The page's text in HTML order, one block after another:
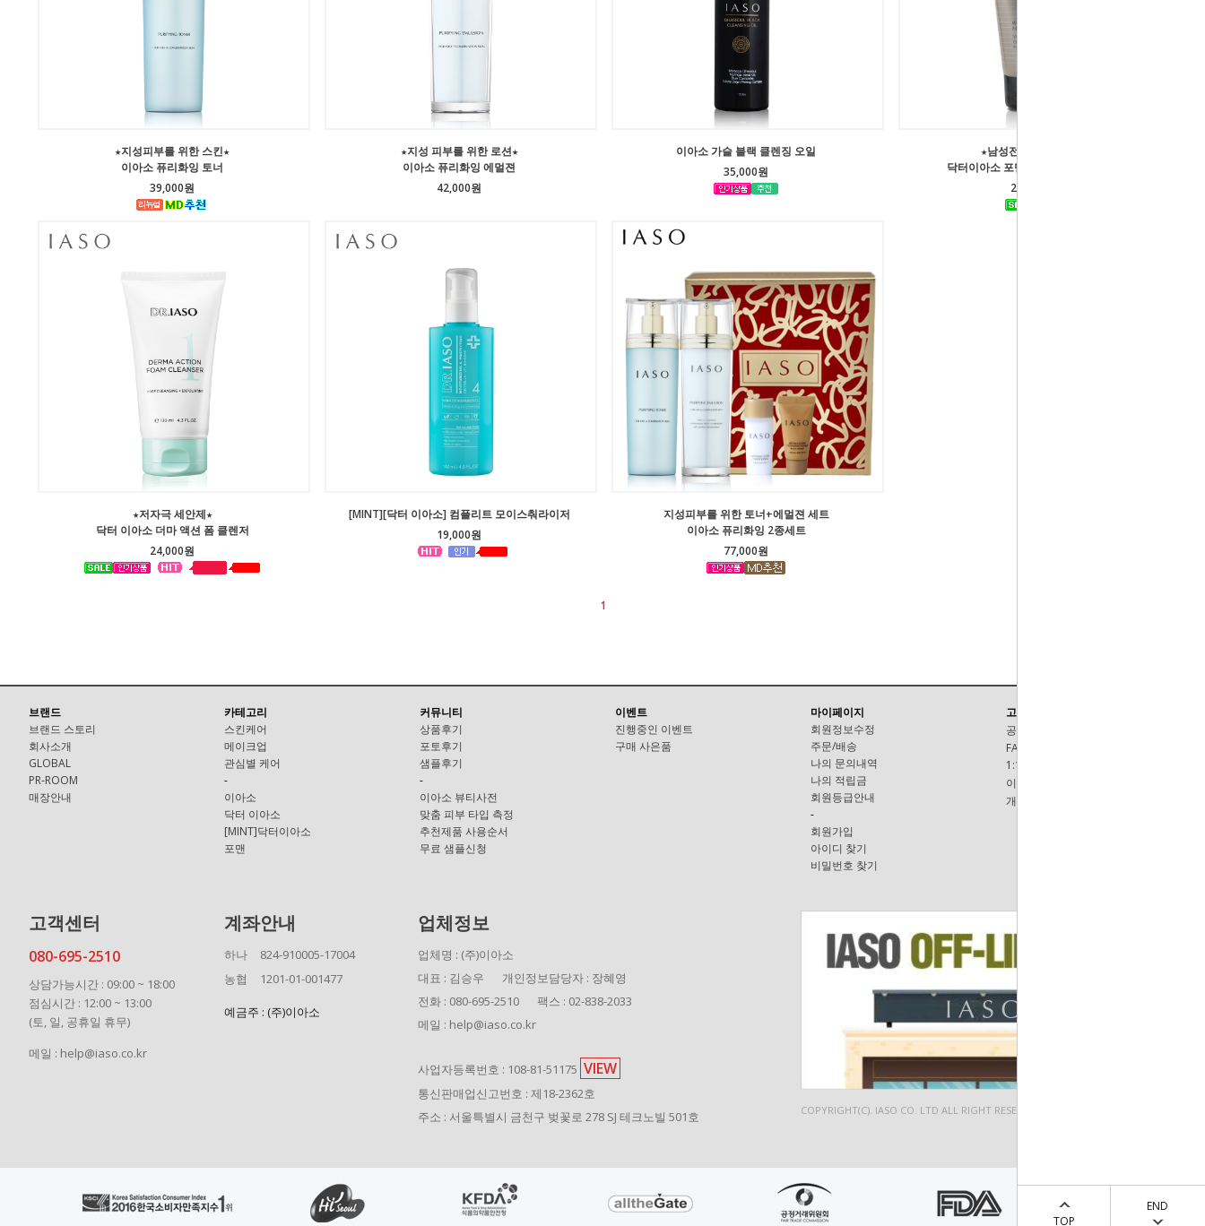
TOP
END
★지성피부를 위한 스킨★
이아소 퓨리화잉 토너
39,000원
★지성 피부를 위한 로션★
이아소 퓨리화잉 에멀젼
42,000원
이아소 가슬 블랙 클렌징 오일
35,000원
★남성전용 폼 클렌져★
닥터이아소 포맨 멀티액션 폼 클렌저
24,000원
★저자극 세안제★
닥터 이아소 더마 액션 폼 클렌저
24,000원
[MINT][닥터 이아소] 컴플리트 모이스춰라이저
19,000원
지성피부를 위한 토너+에멀젼 세트
이아소 퓨리화잉 2종세트
77,000원
1
브랜드
브랜드 스토리
회사소개
GLOBAL
PR-ROOM
매장안내
카테고리
스킨케어
메이크업
관심별 케어
-
이아소
닥터 이아소
[MINT]닥터이아소
포맨
커뮤니티
상품후기
포토후기
샘플후기
-
이아소 뷰티사전
맞춤 피부 타입 측정
추천제품 사용순서
무료 샘플신청
이벤트
진행중인 이벤트
구매 사은품
마이페이지
회원정보수정
주문/배송
나의 문의내역
나의 적립금
회원등급안내
-
회원가입
아이디 찾기
비밀번호 찾기
고객센터
공지사항
FAQ
1:1문의
이용안내
개인정보보호정책
고객센터
080-695-2510
상담가능시간 : 09:00 ~ 18:00
점심시간 : 12:00 ~ 13:00
(토, 일, 공휴일 휴무)
메일 : help@iaso.co.kr
계좌안내
하나
824-910005-17004
농협
1201-01-001477
예금주 : (주)이아소
업체정보
업체명 : (주)이아소
대표 : 김승우
개인정보담당자 : 장혜영
전화 : 080-695-2510
팩스 : 02-838-2033
메일 : help@iaso.co.kr
사업자등록번호 : 108-81-51175 VIEW
통신판매업신고번호 : 제18-2362호
주소 : 서울특별시 금천구 벚꽃로 278 SJ 테크노빌 501호
COPYRIGHT(C). IASO CO. LTD ALL RIGHT RESERVED.